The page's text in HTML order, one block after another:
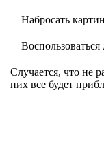
Набросать
Случается, что не
них все будет